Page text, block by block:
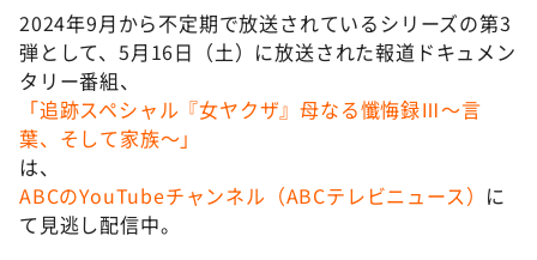
2024年9月から不定期で放送されているシリーズの第3
弾として、5月16日（土）に放送された報道ドキュメン
タリー番組、
「追跡スペシャル『女ヤクザ』母なる懺悔録Ⅲ～言
葉、そして家族～」
は、
ABCのYouTubeチャンネル（ABCテレビニュース） に
て見逃し配信中。